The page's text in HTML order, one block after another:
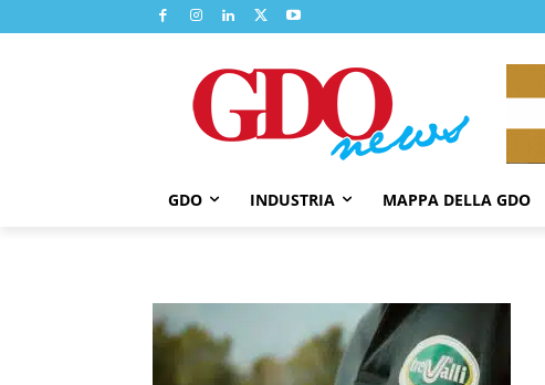
GDO INDUSTRIA MAPPA DELLA GDO